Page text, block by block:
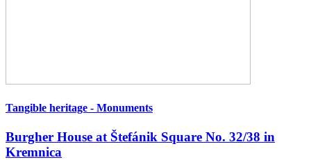
Tangible heritage - Monuments
Burgher House at Štefánik Square No. 32/38 in
Kremnica